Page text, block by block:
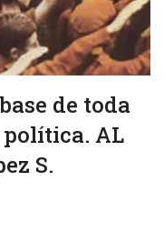
de toda
AL
S.